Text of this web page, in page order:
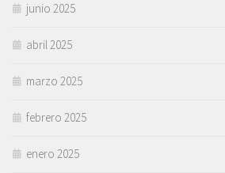
junio 2025
abril 2025
marzo 2025
febrero 2025
enero 2025